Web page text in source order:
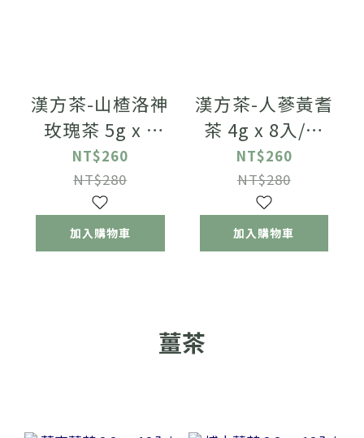
漢方茶-山楂洛神
玫瑰茶 5g x 8
入/盒【無咖啡
因】
NT$260
NT$280
加入購物車
漢方茶-人蔘黃耆
茶 4g x 8入/盒
【無咖啡因】
NT$260
NT$280
加入購物車
薑茶